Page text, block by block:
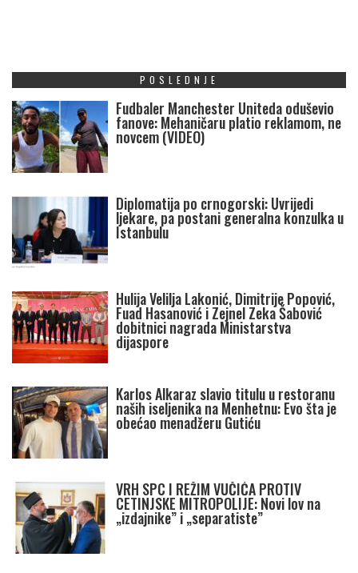
POSLEDNJE
Fudbaler Manchester Uniteda oduševio
fanove: Mehaničaru platio reklamom, ne
novcem (VIDEO)
Diplomatija po crnogorski: Uvrijedi
ljekare, pa postani generalna konzulka u
Istanbulu
Hulija Velilja Lakonić, Dimitrije Popović,
Fuad Hasanović i Zejnel Zeka Šabović
dobitnici nagrada Ministarstva
dijaspore
Karlos Alkaraz slavio titulu u restoranu
naših iseljenika na Menhetnu: Evo šta je
obećao menadžeru Gutiću
VRH SPC I REŽIM VUČIĆA PROTIV
CETINJSKE MITROPOLIJE: Novi lov na
„izdajnike” i „separatiste”